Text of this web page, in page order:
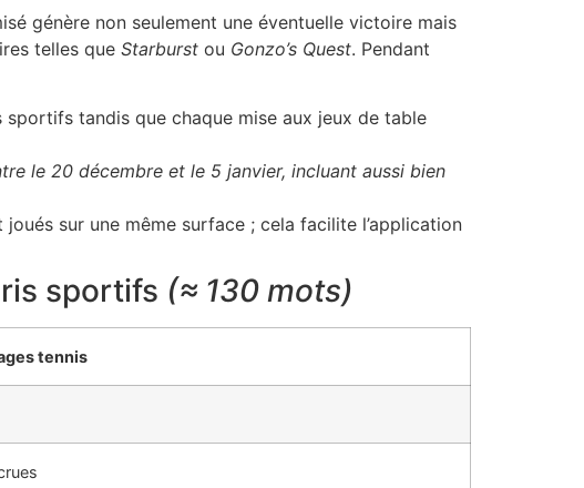
génère non seulement une éventuelle victoire mais
telles que Starburst ou Gonzo’s Quest. Pendant
sportifs tandis que chaque mise aux jeux de table
le 20 décembre et le 5 janvier, incluant aussi bien
sur une même surface ; cela facilite l’application
sportifs (≈ 130 mots)
tennis